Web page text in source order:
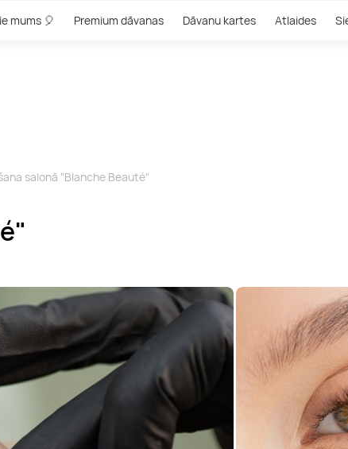
mums 🎈 Premium dāvanas Dāvanu kartes Atlaides
salonā "Blanche Beauté"